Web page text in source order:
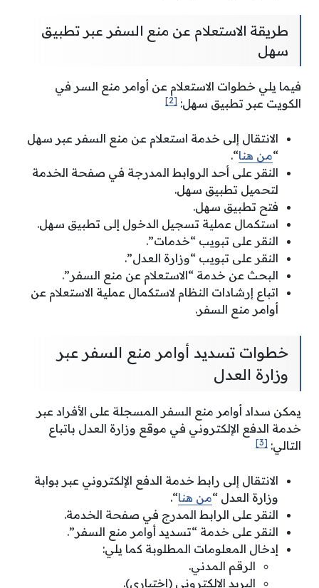
طريقة الاستعلام عن منع السفر عبر تطبيق
سهل
فيما يلي خطوات الاستعلام عن أوامر منع السر في
الكويت عبر تطبيق سهل: [2]
الانتقال إلى خدمة استعلام عن منع السفر عبر سهل
“من هنا“.
النقر على أحد الروابط المدرجة في صفحة الخدمة
لتحميل تطبيق سهل.
فتح تطبيق سهل.
استكمال عملية تسجيل الدخول إلى تطبيق سهل.
النقر على تبويب “خدمات”.
النقر على تبويب “وزارة العدل”.
البحث عن خدمة “الاستعلام عن منع السفر”.
اتباع إرشادات النظام لاستكمال عملية الاستعلام عن
أوامر منع السفر.
خطوات تسديد أوامر منع السفر عبر
وزارة العدل
يمكن سداد أوامر منع السفر المسجلة على الأفراد عبر
خدمة الدفع الإلكتروني في موقع وزارة العدل باتباع
التالي: [3]
الانتقال إلى رابط خدمة الدفع الإلكتروني عبر بوابة
وزارة العدل “من هنا“.
النقر على الرابط المدرج في صفحة الخدمة.
النقر على خدمة “تسديد أوامر منع السفر”.
إدخال المعلومات المطلوبة كما يلي:
الرقم المدني.
البريد الإلكتروني (اختياري).